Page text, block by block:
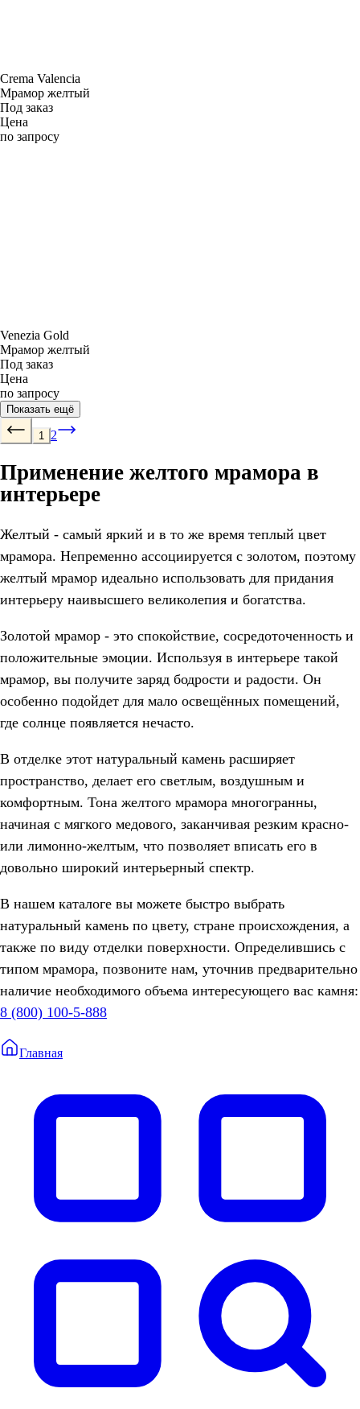
Crema Valencia
Мрамор желтый
Под заказ
Цена
по запросу
Venezia Gold
Мрамор желтый
Под заказ
Цена
по запросу
Показать ещё
1 2
Применение желтого мрамора в
интерьере
Желтый - самый яркий и в то же время теплый цвет
мрамора. Непременно ассоциируется с золотом, поэтому
желтый мрамор идеально использовать для придания
интерьеру наивысшего великолепия и богатства.
Золотой мрамор - это спокойствие, сосредоточенность и
положительные эмоции. Используя в интерьере такой
мрамор, вы получите заряд бодрости и радости. Он
особенно подойдет для мало освещённых помещений,
где солнце появляется нечасто.
В отделке этот натуральный камень расширяет
пространство, делает его светлым, воздушным и
комфортным. Тона желтого мрамора многогранны,
начиная с мягкого медового, заканчивая резким красно-
или лимонно-желтым, что позволяет вписать его в
довольно широкий интерьерный спектр.
В нашем каталоге вы можете быстро выбрать
натуральный камень по цвету, стране происхождения, а
также по виду отделки поверхности. Определившись с
типом мрамора, позвоните нам, уточнив предварительно
наличие необходимого объема интересующего вас камня:
8 (800) 100-5-888
Главная